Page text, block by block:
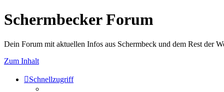
Schermbecker Forum
Dein Forum mit aktuellen Infos aus Schermbeck und dem Rest der
Zum Inhalt
Schnellzugriff